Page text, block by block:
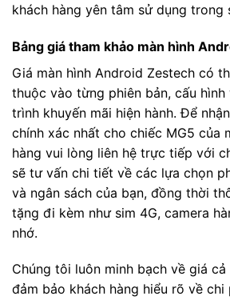
khách hàng yên tâm sử dụng trong
Bảng giá tham khảo màn hình
Giá màn hình Android Zestech có
thuộc vào từng phiên bản, cấu
trình khuyến mãi hiện hành. Để
chính xác nhất cho chiếc MG5 của
hàng vui lòng liên hệ trực tiếp với
sẽ tư vấn chi tiết về các lựa chọn
và ngân sách của bạn, đồng thời
tặng đi kèm như sim 4G, camera
nhớ.
Chúng tôi luôn minh bạch về giá
đảm bảo khách hàng hiểu rõ về